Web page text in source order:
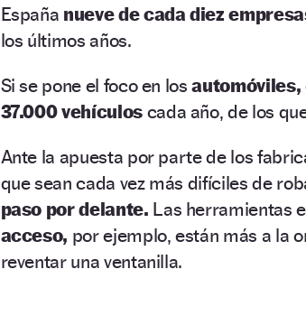
España nueve de cada diez
los últimos años.
Si se pone el foco en losautomóviles,
37.000 vehículoscada año, de los
Ante la apuesta por parte de los
que sean cada vez más difíciles de
paso por delante. Las herramientas
acceso, por ejemplo, están más a la
reventar una ventanilla.